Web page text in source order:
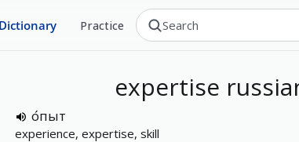
Dictionary Practice
expertise
о́пыт
experience, expertise, skill